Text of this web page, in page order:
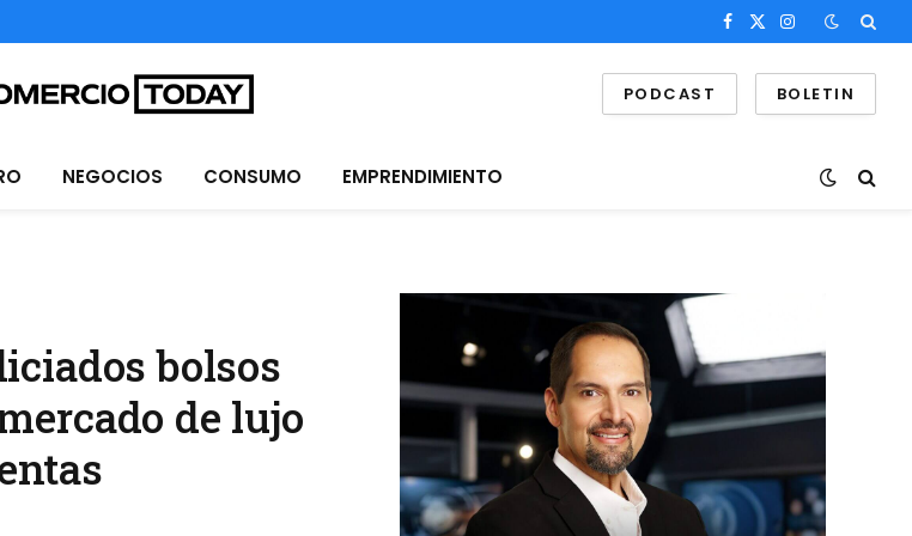
Facebook
X
Instagram
PODCAST BOLETIN
NEGOCIOS CONSUMO EMPRENDIMIENTO
bolsos
de lujo